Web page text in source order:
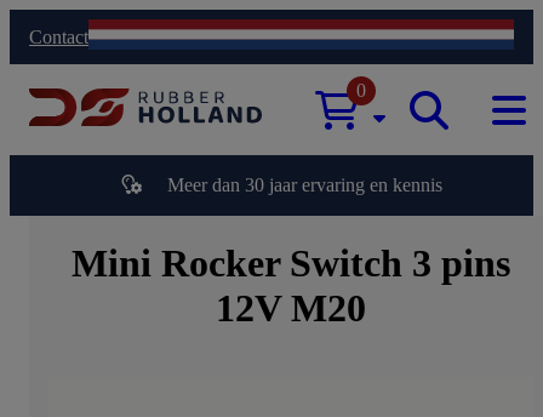
Contact
0
Meer dan 30 jaar ervaring en kennis
Mini Rocker Switch 3 pins
12V M20